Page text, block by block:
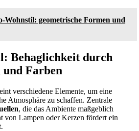
Wohnstil: geometrische Formen und
Behaglichkeit durch
Farben
verschiedene Elemente, um eine
Atmosphäre zu schaffen. Zentrale
, die das Ambiente maßgeblich
von Lampen oder Kerzen fördert ein